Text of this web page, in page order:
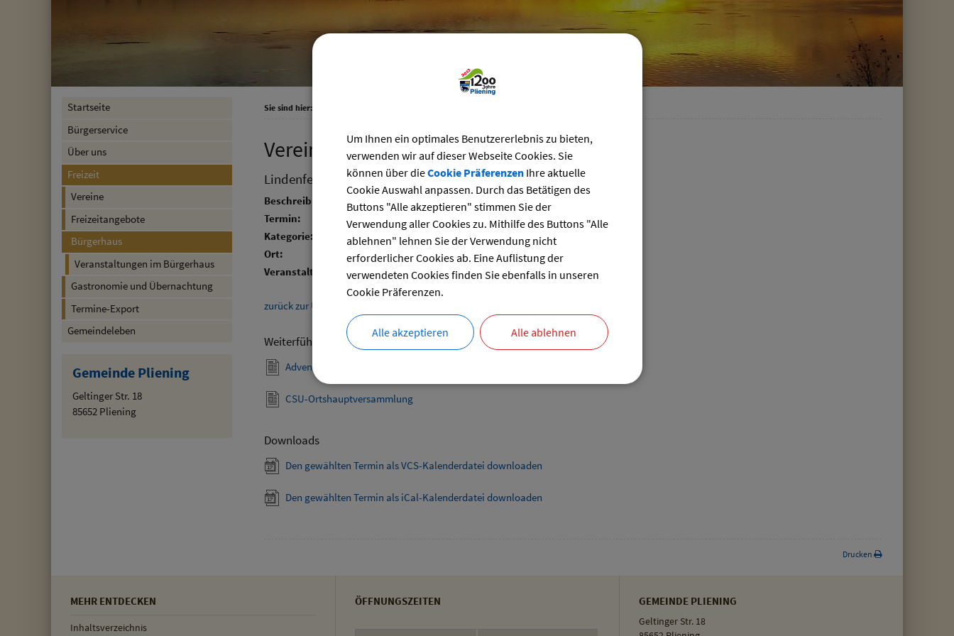
Startseite
Bürgerservice
Über uns
Freizeit
Vereine
Freizeitangebote
Bürgerhaus
Veranstaltungen im Bürgerhaus
Gastronomie und Übernachtung
Termine-Export
Gemeindeleben
Gemeinde Pliening
Geltinger Str. 18
85652 Pliening
Sie sind hier:
Vereinsveranstaltungen
Lindenfest
Beschreibung:
Termin:
06.07.2024
Kategorie:
Vereine
Ort:
Ottersberg
Veranstalter:
Dorfgemeinschaft Ottersberg
zurück zur Übersicht
Weiterführende Links
Adventsmarkt Hofladen Burghart
CSU-Ortshauptversammlung
Downloads
Den gewählten Termin als VCS-Kalenderdatei downloaden
Den gewählten Termin als iCal-Kalenderdatei downloaden
Drucken
MEHR ENTDECKEN
Inhaltsverzeichnis
ÖFFNUNGSZEITEN GEMEINDE PLIENING
Geltinger Str. 18
Um Ihnen ein optimales Benutzererlebnis zu bieten,
verwenden wir auf dieser Webseite Cookies. Sie
können über dieCookie PräferenzenIhre aktuelle
Cookie Auswahl anpassen. Durch das Betätigen des
Buttons "Alle akzeptieren" stimmen Sie der
Verwendung aller Cookies zu. Mithilfe des Buttons "Alle
ablehnen" lehnen Sie der Verwendung nicht
erforderlicher Cookies ab. Eine Auflistung der
verwendeten Cookies finden Sie ebenfalls in unseren
Cookie Präferenzen.
Alle akzeptieren Alle ablehnen